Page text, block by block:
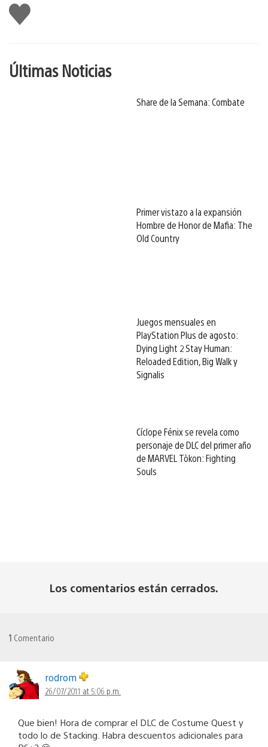
Me
gusta
Últimas Noticias
Share de la Semana: Combate
Primer vistazo a la expansión
Hombre de Honor de Mafia: The
Old Country
Juegos mensuales en
PlayStation Plus de agosto:
Dying Light 2 Stay Human:
Reloaded Edition, Big Walk y
Signalis
Cíclope Fénix se revela como
personaje de DLC del primer año
de MARVEL Tōkon: Fighting
Souls
Los comentarios están cerrados.
1 Comentario
rodrom
26/07/2011 at 5:06 p.m.
Que bien! Hora de comprar el DLC de Costume Quest y
todo lo de Stacking. Habra descuentos adicionales para